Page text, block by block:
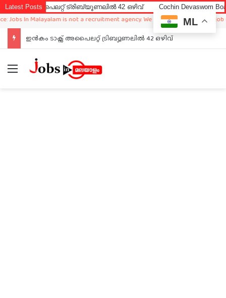
Latest Posts
അപൈലറ്റ് ട്രിബ്യൂണലിൽ 42 ഒഴിവ് Cochin Devaswom Board LD
In Malayalam is not a recruitment agency. We just sharing available job
ഇൻകം ടാക്സ് അപൈലറ്റ് ട്രിബ്യൂണലിൽ 42 ഒഴിവ്
Menu
ML